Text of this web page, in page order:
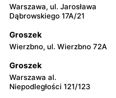
Warszawa, ul. Jarosława
Dąbrowskiego 17A/21
Groszek
Wierzbno, ul. Wierzbno 72A
Groszek
Warszawa al.
Niepodległości 121/123